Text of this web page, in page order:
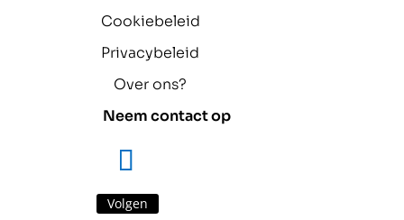
Cookiebeleid
Privacybeleid
Over ons?
Neem contact op
Volgen